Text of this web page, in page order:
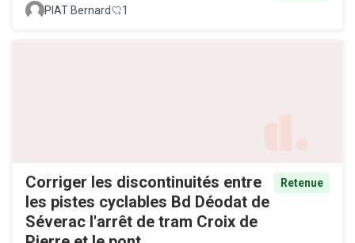
PIAT Bernard
1
Corriger les discontinuités entre
les pistes cyclables Bd Déodat de
Séverac l'arrêt de tram Croix de
Retenue